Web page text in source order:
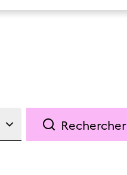
Rechercher